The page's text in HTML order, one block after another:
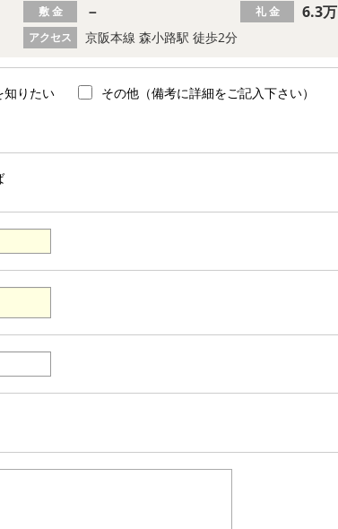
アクセス 京阪本線 森小路駅 徒歩2分
敷 金 － 礼 金 6.3万
知りたい その他（備考に詳細をご記入下さい）